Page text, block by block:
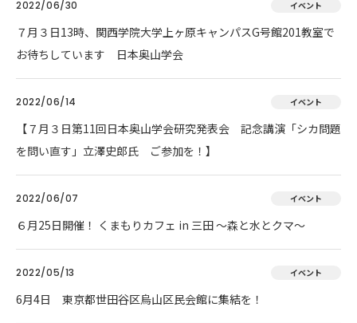
2022/06/30 イベント
７月３日13時、関西学院大学上ヶ原キャンパスG号館201教室で
お待ちしています 日本奥山学会
2022/06/14 イベント
【７月３日第11回日本奥山学会研究発表会 記念講演「シカ問題
を問い直す」立澤史郎氏 ご参加を！】
2022/06/07 イベント
６月25日開催！ くまもりカフェ in 三田 ～森と水とクマ～
2022/05/13 イベント
6月4日 東京都世田谷区烏山区民会館に集結を！